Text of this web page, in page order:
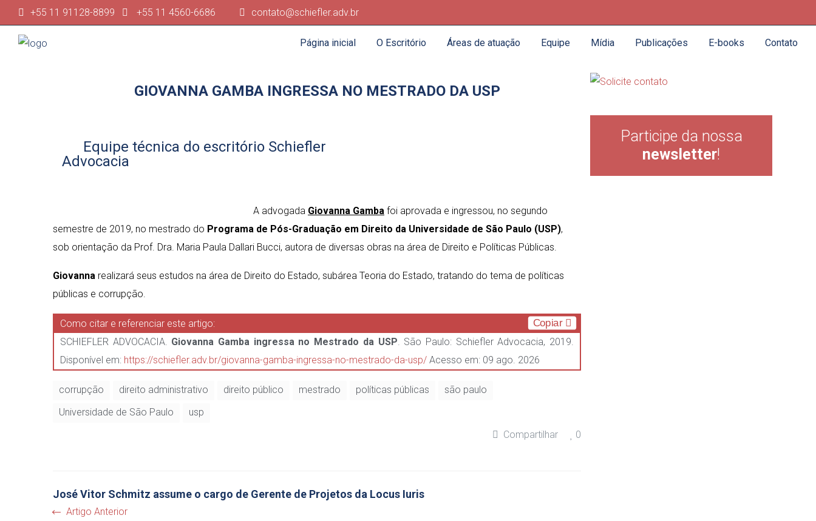
+55 11 91128-8899 +55 11 4560-6686 contato@schiefler.adv.br
Página inicial O Escritório Áreas de atuação Equipe Mídia Publicações E-books Contato
GIOVANNA GAMBA INGRESSA NO MESTRADO DA USP
Equipe técnica do escritório Schiefler
Advocacia
A advogada Giovanna Gamba foi aprovada e ingressou, no segundo
semestre de 2019, no mestrado do Programa de Pós-Graduação em Direito da Universidade de São Paulo (USP),
sob orientação da Prof. Dra. Maria Paula Dallari Bucci, autora de diversas obras na área de Direito e Políticas Públicas.
Giovanna realizará seus estudos na área de Direito do Estado, subárea Teoria do Estado, tratando do tema de políticas
públicas e corrupção.
Como citar e referenciar este artigo: Copiar
SCHIEFLER ADVOCACIA. Giovanna Gamba ingressa no Mestrado da USP. São Paulo: Schiefler Advocacia, 2019.
Disponível em: https://schiefler.adv.br/giovanna-gamba-ingressa-no-mestrado-da-usp/ Acesso em: 09 ago. 2026
corrupção direito administrativo direito público mestrado políticas públicas
são paulo
Universidade de São Paulo
usp
Compartilhar
0
José Vitor Schmitz assume o cargo de Gerente de Projetos da Locus Iuris
Artigo Anterior
Participe da nossa
newsletter!